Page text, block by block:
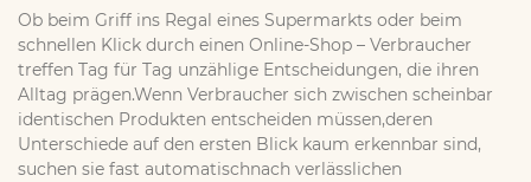
Ob beim Griff ins Regal eines Supermarkts oder beim
schnellen Klick durch einen Online-Shop – Verbraucher
treffen Tag für Tag unzählige Entscheidungen, die ihren
Alltag prägen.Wenn Verbraucher sich zwischen scheinbar
identischen Produkten entscheiden müssen,deren
Unterschiede auf den ersten Blick kaum erkennbar sind,
suchen sie fast automatischnach verlässlichen